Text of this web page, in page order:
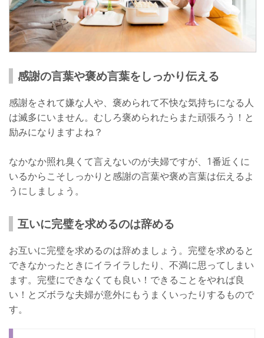
感謝の言葉や褒め言葉をしっかり伝える
感謝をされて嫌な人や、褒められて不快な気持ちになる人
は滅多にいません。むしろ褒められたらまた頑張ろう！と
励みになりますよね？
なかなか照れ臭くて言えないのが夫婦ですが、1番近くに
いるからこそしっかりと感謝の言葉や褒め言葉は伝えるよ
うにしましょう。
互いに完璧を求めるのは辞める
お互いに完璧を求めるのは辞めましょう。完璧を求めると
できなかったときにイライラしたり、不満に思ってしまい
ます。完璧にできなくても良い！できることをやれば良
い！とズボラな夫婦が意外にもうまくいったりするもので
す。